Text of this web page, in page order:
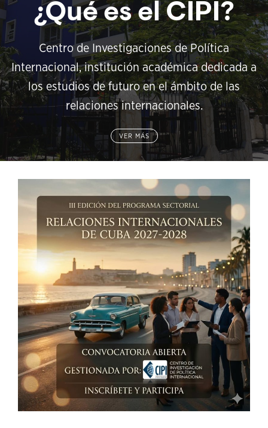
¿Qué es el CIPI?
Centro de Investigaciones de Política
Internacional, institución académica dedicada a
los estudios de futuro en el ámbito de las
relaciones internacionales.
VER MÁS